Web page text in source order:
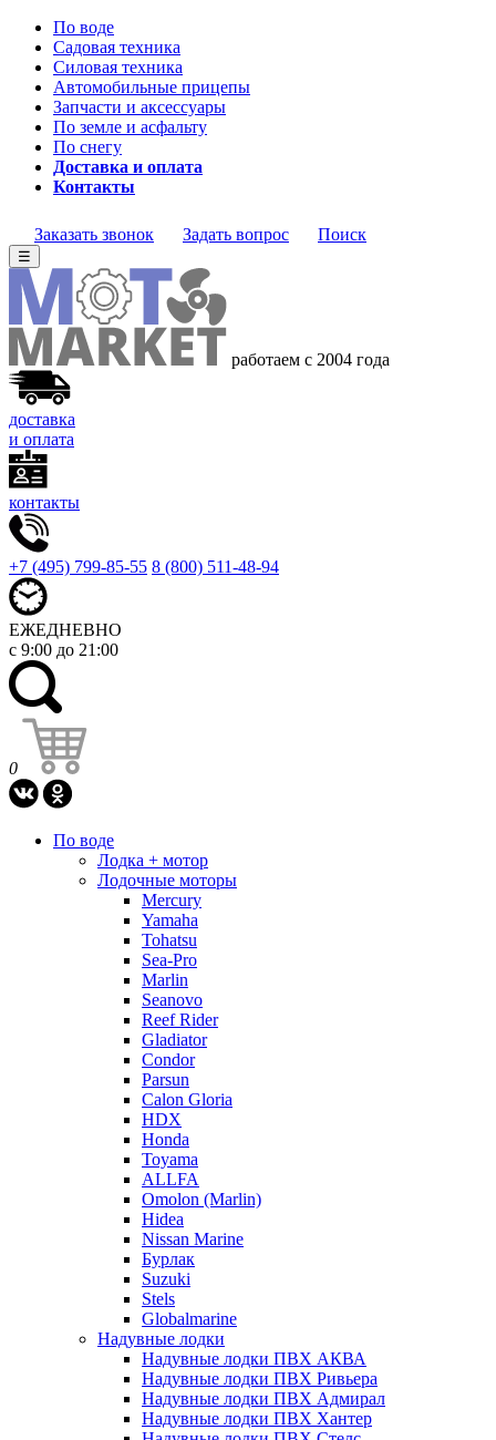
По воде
Садовая техника
Силовая техника
Автомобильные прицепы
Запчасти и аксессуары
По земле и асфальту
По снегу
Доставка и оплата
Контакты
Заказать звонок Задать вопрос Поиск
☰
работаем с 2004 года
доставка
и оплата
контакты
+7 (495) 799-85-55 8 (800) 511-48-94
ЕЖЕДНЕВНО
с 9:00 до 21:00
0
По воде
Лодка + мотор
Лодочные моторы
Mercury
Yamaha
Tohatsu
Sea-Pro
Marlin
Seanovo
Reef Rider
Gladiator
Condor
Parsun
Calon Gloria
HDX
Honda
Toyama
ALLFA
Omolon (Marlin)
Hidea
Nissan Marine
Бурлак
Suzuki
Stels
Globalmarine
Надувные лодки
Надувные лодки ПВХ АКВА
Надувные лодки ПВХ Ривьера
Надувные лодки ПВХ Адмирал
Надувные лодки ПВХ Хантер